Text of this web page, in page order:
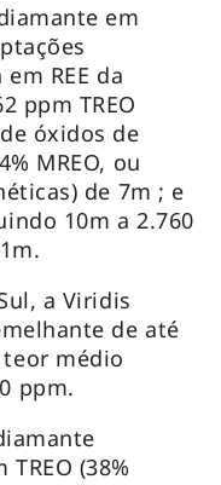
em
REE da
ppm TREO
óxidos de
MREO, ou
de 7m ; e
10m a 2.760
a Viridis
de até
médio
ppm.
(38%